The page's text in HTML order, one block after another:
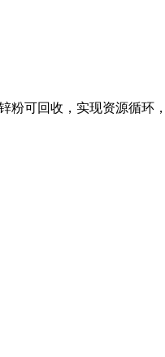
可回收，实现资源循